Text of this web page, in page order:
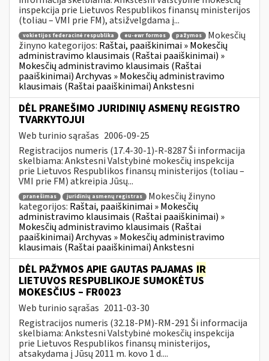
inspekcija prie Lietuvos Respublikos finansų ministerijos
(toliau – VMI prie FM), atsižvelgdama į...
vokietijos federacinė respublika eu-ewr formos pažymos
Mokesčių
žinyno kategorijos: Raštai, paaiškinimai » Mokesčių
administravimo klausimais (Raštai paaiškinimai) »
Mokesčių administravimo klausimais (Raštai
paaiškinimai) Archyvas » Mokesčių administravimo
klausimais (Raštai paaiškinimai) Ankstesni
DĖL PRANEŠIMO JURIDINIŲ ASMENŲ REGISTRO
TVARKYTOJUI
Web turinio sąrašas 2006-09-25
Registracijos numeris (17.4-30-1)-R-8287 Ši informacija
skelbiama: Ankstesni Valstybinė mokesčių inspekcija
prie Lietuvos Respublikos finansų ministerijos (toliau –
VMI prie FM) atkreipia Jūsų...
pranešimas juridinių asmenų registras
Mokesčių žinyno
kategorijos: Raštai, paaiškinimai » Mokesčių
administravimo klausimais (Raštai paaiškinimai) »
Mokesčių administravimo klausimais (Raštai
paaiškinimai) Archyvas » Mokesčių administravimo
klausimais (Raštai paaiškinimai) Ankstesni
DĖL PAŽYMOS APIE GAUTAS PAJAMAS IR
LIETUVOS RESPUBLIKOJE SUMOKĖTUS
MOKESČIUS – FR0023
Web turinio sąrašas 2011-03-30
Registracijos numeris (32.18-PM)-RM-291 Ši informacija
skelbiama: Ankstesni Valstybinė mokesčių inspekcija
prie Lietuvos Respublikos finansų ministerijos,
atsakydama į Jūsų 2011 m. kovo 1 d....